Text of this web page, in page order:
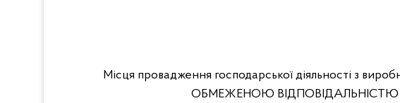
Місця провадження господарської діяльності з
ОБМЕЖЕНОЮ ВІДПОВІДАЛЬНІСТЮ